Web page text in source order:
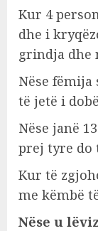
Kur 4
dhe i
grindja dhe
Nëse
të jetë i
Nëse janë
prej tyre do
Kur të
me këmbë
Nëse u